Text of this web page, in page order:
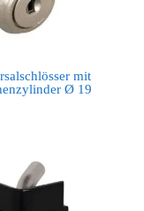
mit
Ø 19